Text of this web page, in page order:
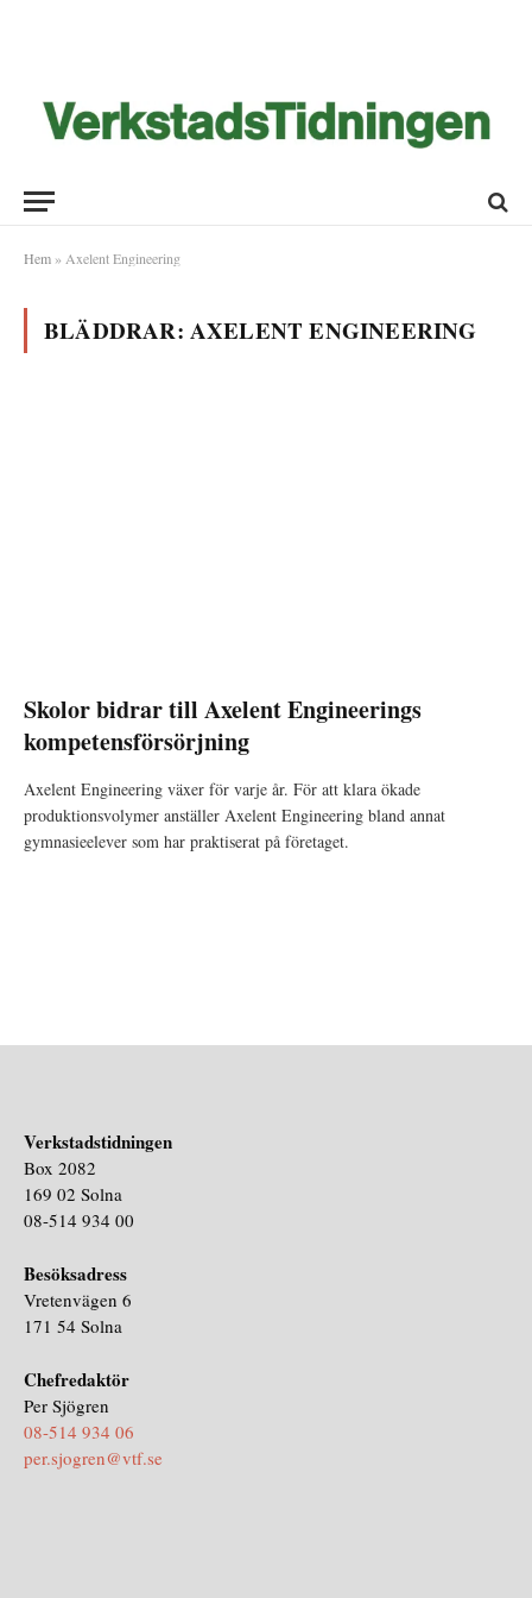
Hem » Axelent Engineering
BLÄDDRAR: AXELENT ENGINEERING
Skolor bidrar till Axelent Engineerings
kompetensförsörjning
Axelent Engineering växer för varje år. För att klara ökade
produktionsvolymer anställer Axelent Engineering bland annat
gymnasieelever som har praktiserat på företaget.
Verkstadstidningen
Box 2082
169 02 Solna
08-514 934 00
Besöksadress
Vretenvägen 6
171 54 Solna
Chefredaktör
Per Sjögren
08-514 934 06
per.sjogren@vtf.se